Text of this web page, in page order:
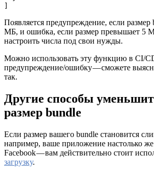
Появляется предупреждение, если
МБ, и ошибка, если размер превышает 5
настроить числа под свои нужды.
Можно использовать эту функцию в CI/
предупреждение/ошибку — сможете
так.
Другие способы
размер bundle
Если размер вашего bundle становится
например, ваше приложение настолько
Facebook — вам действительно стоит
загрузку.